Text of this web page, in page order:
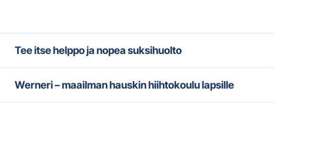
Tee itse helppo ja nopea suksihuolto
Werneri – maailman hauskin hiihtokoulu lapsille